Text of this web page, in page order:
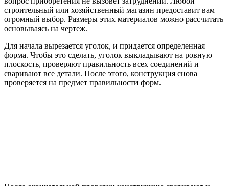
строительный или хозяйственный магазин предоставит вам
огромный выбор. Размеры этих материалов можно рассчитать
основываясь на чертеж.
Для начала вырезается уголок, и придается определенная
форма. Чтобы это сделать, уголок выкладывают на ровную
плоскость, проверяют правильность всех соединений и
сваривают все детали. После этого, конструкция снова
проверяется на предмет правильности форм.